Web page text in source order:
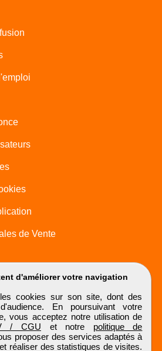
d'améliorer votre navigation
cookies sur son site, dont des
En poursuivant votre
vous acceptez notre utilisation de
/ CGU et notre politique de
proposer des services adaptés à
réaliser des statistiques de visites.
de Vente